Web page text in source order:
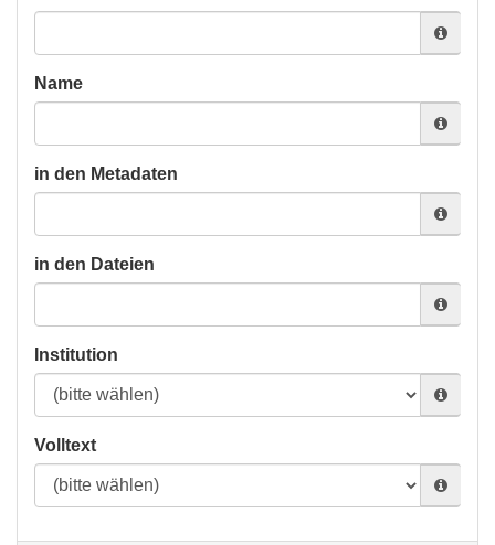
Name
in den Metadaten
in den Dateien
Institution
Volltext